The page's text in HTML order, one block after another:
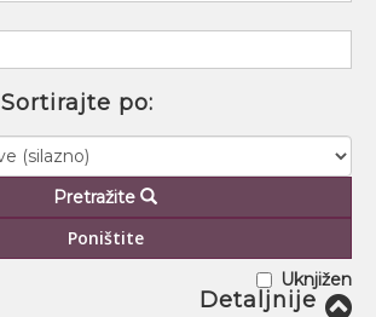
Sortirajte po:
Pretražite
Poništite
Uknjižen
Detaljnije